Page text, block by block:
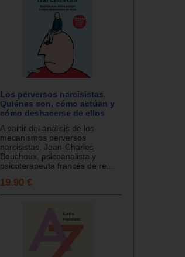
Los perversos narcisistas.
Quiénes son, cómo actúan y
cómo deshacerse de ellos
A partir del análisis de los
mecanismos perversos
narcisistas, Jean-Charles
Bouchoux, psicoanalista y
psicoterapeuta francés de re...
19.90 €